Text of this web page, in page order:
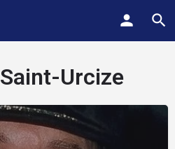
Saint-Urcize